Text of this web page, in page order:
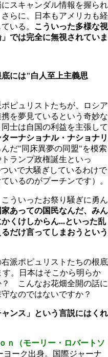
スキャンダル情報を握られ
らに、日本もアメリカも経
いる。 こういった多様な視
では完全に無視されていま
には"白人至上主義思
ピュリストたちが、ロシア
を夢見ているという奇妙な
士は自国の利益を主張して
ターナショナル・ナショナリ
だ"同床異夢の同盟"を模索
ランプ政権誕生といっ
いで大騒ぎしているわけで
いるのがプーチンです）。
ういったお祭り騒ぎに勇ん
家あっての国民なんだ、みん
くけしからん...といった乱
だけ言ってしまおうという
派ポピュリストたちの根底
す。日本はそこから明らか
？ こんなお花畑全開の話に
なのではないですか？
ンス」という言説にはくれ
（モーリー・ロバートソ
ヨーク出身。国際ジャーナ